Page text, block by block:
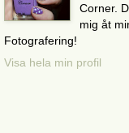
Corner.
mig åt
Fotografering!
Visa hela min profil